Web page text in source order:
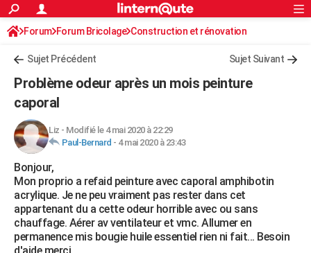
ACTUALITÉS
Politique
Société
Faits Divers
Education
Monde
Villes
+
Programme TV
Sorties cinéma
FINANCE
Retraite
Impôts
Epargne
Immobilier
Risques naturels par ville
Banque
Assurance
Crédit
AUTO
Essais
Réserver un essai
Citadines
Berlines
SUV
Forum auto
HIGH-TECH
Mobiles
Meilleur smartphone
Internet
Ordinateurs
Jeux vidéo
Guide high-tech
BRICOLAGE
Forum
Aménagement intérieur
Extérieur
Cuisine
Salle de bains
Jardinage
Rangement
WEEK-END
Guides de France
Escapades
Patrimoine
Expositions
Musées
Week-end nature
LIFESTYLE
Rechercher
S'inscrire
Connexion
Forum Forum Bricolage Construction et rénovation
Peinture, Vernis, Tapissserie
Sujet Précédent Sujet Suivant
Problème odeur après un mois peinture
caporal
Liz - Modifié le 4 mai 2020 à 22:29
Paul-Bernard - 4 mai 2020 à 23:43
Bonjour,
Mon proprio a refaid peinture avec caporal amphibotin
acrylique. Je ne peu vraiment pas rester dans cet
appartenant du a cette odeur horrible avec ou sans
chauffage. Aérer av ventilateur et vmc. Allumer en
permanence mis bougie huile essentiel rien ni fait... Besoin